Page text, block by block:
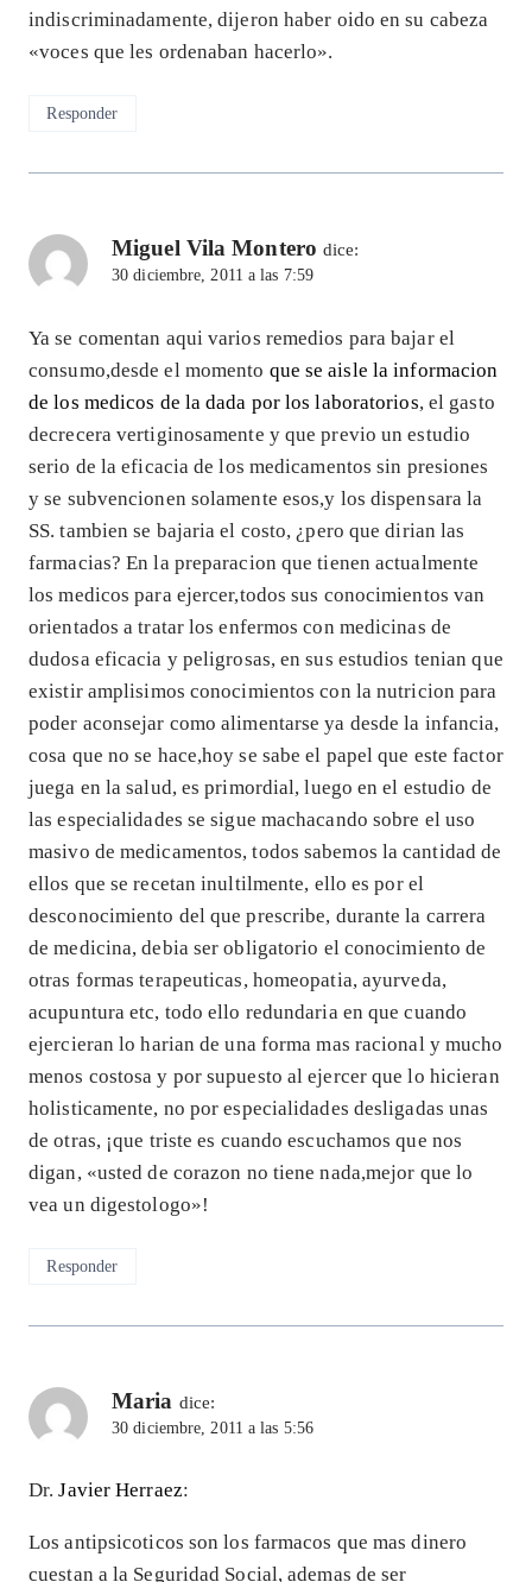
indiscriminadamente, dijeron haber oido en su cabeza
«voces que les ordenaban hacerlo».
Responder
Miguel Vila Montero dice:
30 diciembre, 2011 a las 7:59
Ya se comentan aqui varios remedios para bajar el
consumo,desde el momento que se aisle la informacion
de los medicos de la dada por los laboratorios, el gasto
decrecera vertiginosamente y que previo un estudio
serio de la eficacia de los medicamentos sin presiones
y se subvencionen solamente esos,y los dispensara la
SS. tambien se bajaria el costo, ¿pero que dirian las
farmacias? En la preparacion que tienen actualmente
los medicos para ejercer,todos sus conocimientos van
orientados a tratar los enfermos con medicinas de
dudosa eficacia y peligrosas, en sus estudios tenian que
existir amplisimos conocimientos con la nutricion para
poder aconsejar como alimentarse ya desde la infancia,
cosa que no se hace,hoy se sabe el papel que este factor
juega en la salud, es primordial, luego en el estudio de
las especialidades se sigue machacando sobre el uso
masivo de medicamentos, todos sabemos la cantidad de
ellos que se recetan inultilmente, ello es por el
desconocimiento del que prescribe, durante la carrera
de medicina, debia ser obligatorio el conocimiento de
otras formas terapeuticas, homeopatia, ayurveda,
acupuntura etc, todo ello redundaria en que cuando
ejercieran lo harian de una forma mas racional y mucho
menos costosa y por supuesto al ejercer que lo hicieran
holisticamente, no por especialidades desligadas unas
de otras, ¡que triste es cuando escuchamos que nos
digan, «usted de corazon no tiene nada,mejor que lo
vea un digestologo»!
Responder
Maria dice:
30 diciembre, 2011 a las 5:56
Dr.Javier Herraez:
Los antipsicoticos son los farmacos que mas dinero
cuestan a la Seguridad Social, ademas de ser